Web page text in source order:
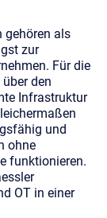
gehören als
zur
Für die
den
Infrastruktur
und
ohne
funktionieren.
OT in einer